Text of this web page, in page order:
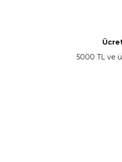
5000 TL ve